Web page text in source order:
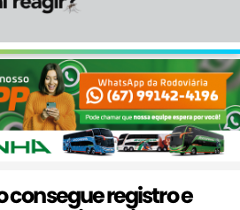
consegue registro e